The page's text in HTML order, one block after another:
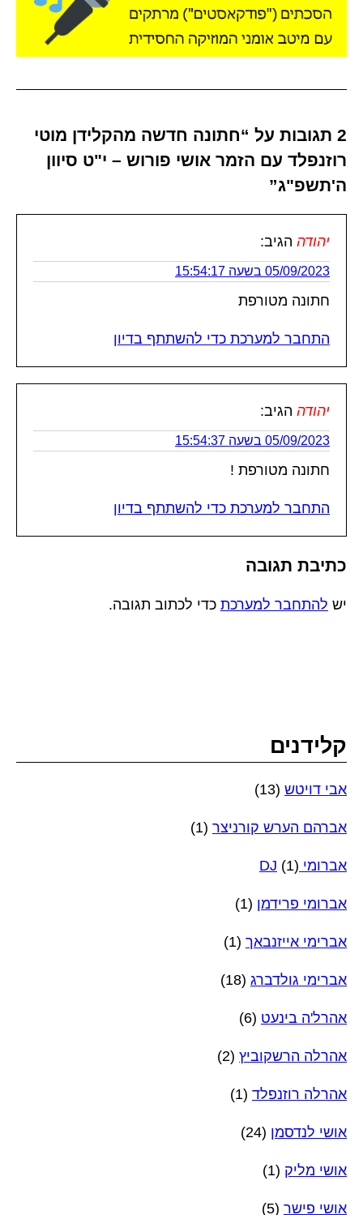
2 תגובות על “חתונה חדשה מהקלידן מוטי
רוזנפלד עם הזמר אושי פורוש – י"ט סיוון
ה'תשפ"ג”
יהודה הגיב:
05/09/2023 בשעה 15:54:17
חתונה מטורפת
התחבר למערכת כדי להשתתף בדיון
יהודה הגיב:
05/09/2023 בשעה 15:54:37
חתונה מטורפת !
התחבר למערכת כדי להשתתף בדיון
כתיבת תגובה
יש להתחבר למערכת כדי לכתוב תגובה.
קלידנים
אבי דויטש (13)
אברהם הערש קורניצר (1)
אברומי DJ (1)
אברומי פרידמן (1)
אברימי אייזנבאך (1)
אברימי גולדברג (18)
אהרל'ה בינעט (6)
אהרלה הרשקוביץ (2)
אהרלה רוזנפלד (1)
אושי לנדסמן (24)
אושי מליק (1)
אושי פישר (5)